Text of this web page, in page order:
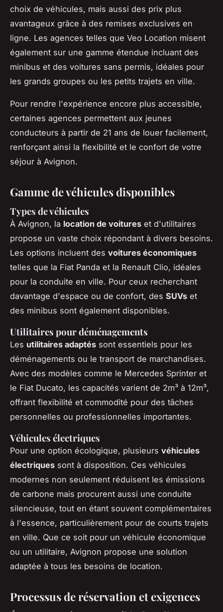
choix de véhicules, mais aussi des prix plus
avantageux grâce à des remises exclusives en
ligne. Les agences telles que Veo Location misent
également sur une gamme étendue incluant des
minibus et des voitures sans permis, idéales pour
les grands groupes ou les petits trajets en ville.
Pour rendre l'expérience encore plus accessible,
certaines agences permettent aux jeunes
conducteurs à partir de 21 ans de louer facilement,
renforçant ainsi la flexibilité et le confort de votre
séjour à Avignon.
Gamme de véhicules disponibles
Types de véhicules
À Avignon, la location de voitures et d'utilitaires
propose un vaste choix répondant à divers besoins.
Les options incluent des voitures économiques
telles que la Fiat Panda et la Renault Clio, idéales
pour la conduite en ville. Pour ceux recherchant
davantage d'espace ou de confort, des SUVs et
des minibus sont également disponibles.
Utilitaires pour déménagements
Les utilitaires adaptés sont essentiels pour les
déménagements ou le transport de marchandises.
Avec des modèles comme le Mercedes Sprinter et
le Fiat Ducato, les capacités varient de 2m³ à 12m³,
offrant flexibilité et commodité pour des tâches
personnelles ou professionnelles importantes.
Véhicules électriques
Pour une option écologique, plusieurs véhicules
électriques sont à disposition. Ces véhicules
modernes non seulement réduisent les émissions
de carbone mais procurent aussi une conduite
silencieuse, tout en étant souvent complémentaires
à l'essence, particulièrement pour de courts trajets
en ville. Que ce soit pour un véhicule économique
ou un utilitaire, Avignon propose une solution
adaptée à tous les besoins de location.
Processus de réservation et exigences